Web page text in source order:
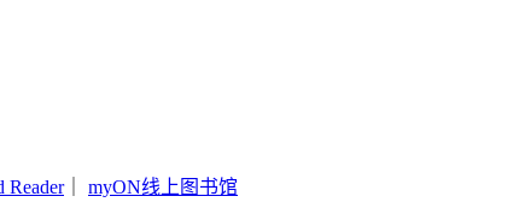
Reader｜ myON线上图书馆